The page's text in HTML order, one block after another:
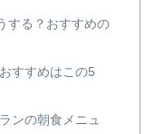
する？おすすめの
すすめはこの5
ンの朝食メニュ